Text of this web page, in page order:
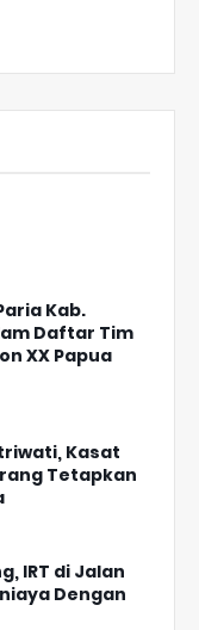
Kab.
Daftar Tim
XX Papua
Kasat
Tetapkan
IRT di Jalan
Dengan